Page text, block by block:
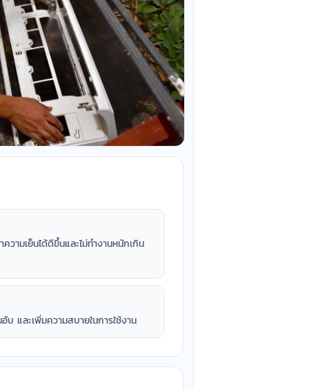
วามเย็นได้ดีขึ้นและไม่ทำงานหนักเกิน
และเพิ่มความสบายในการใช้งาน